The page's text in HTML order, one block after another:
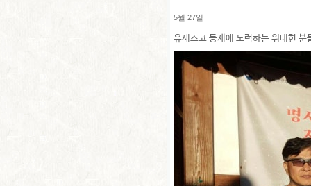
5월 27일
유세스코 등재에 노력하는 위대힌 분